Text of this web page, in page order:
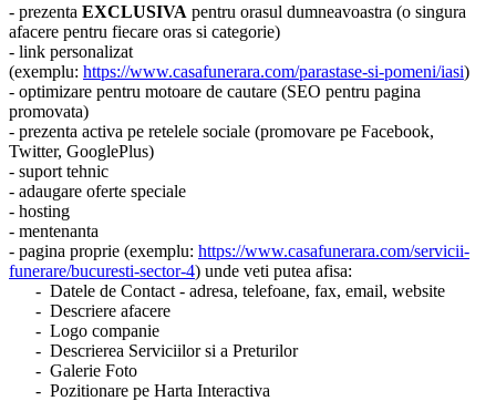
- prezenta EXCLUSIVA pentru orasul dumneavoastra (o singura
afacere pentru fiecare oras si categorie)
- link personalizat
(exemplu: https://www.casafunerara.com/parastase-si-pomeni/iasi)
- optimizare pentru motoare de cautare (SEO pentru pagina
promovata)
- prezenta activa pe retelele sociale (promovare pe Facebook,
Twitter, GooglePlus)
- suport tehnic
- adaugare oferte speciale
- hosting
- mentenanta
- pagina proprie (exemplu: https://www.casafunerara.com/servicii-
funerare/bucuresti-sector-4) unde veti putea afisa:
- Datele de Contact - adresa, telefoane, fax, email, website
- Descriere afacere
- Logo companie
- Descrierea Serviciilor si a Preturilor
- Galerie Foto
- Pozitionare pe Harta Interactiva